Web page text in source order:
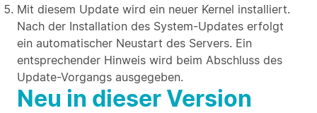
Mit diesem Update wird ein neuer Kernel installiert.
Nach der Installation des System-Updates erfolgt
ein automatischer Neustart des Servers. Ein
entsprechender Hinweis wird beim Abschluss des
Update-Vorgangs ausgegeben.
Neu in dieser Version